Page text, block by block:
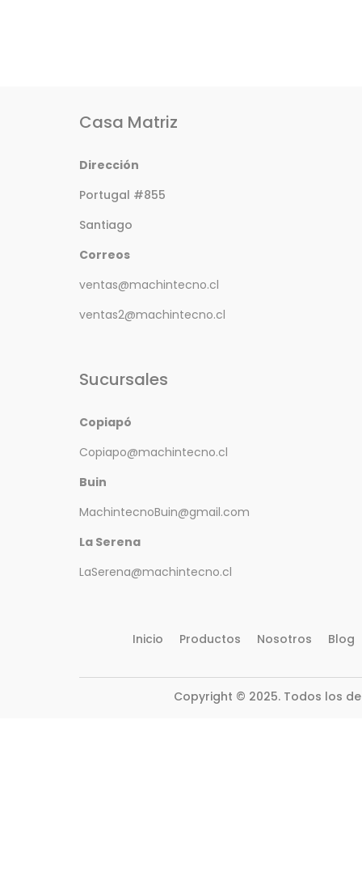
Casa Matriz
Dirección
Portugal #855
Santiago
Correos
ventas@machintecno.cl
ventas2@machintecno.cl
Sucursales
Copiapó
Copiapo@machintecno.cl
Buin
MachintecnoBuin@gmail.com
La Serena
LaSerena@machintecno.cl
Inicio Productos Nosotros Blog
Copyright © 2025. Todos los